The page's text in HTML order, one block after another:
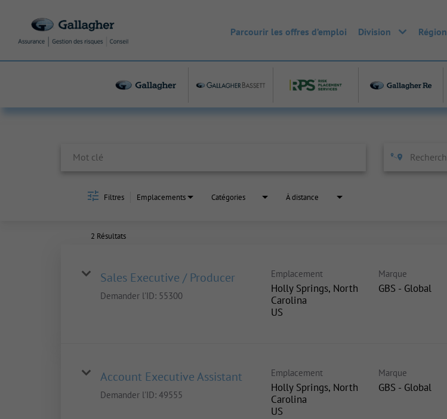
Parcourir les offres d’emploi Division Région
Filtres Emplacements Catégories À distance
2 Résultats
Sales Executive / Producer
Demander l'ID: 55300
Emplacement
Holly Springs, North
Carolina
Marque
GBS - Global
Account Executive Assistant
Demander l'ID: 49555
Emplacement
Holly Springs, North
Carolina
Marque
GBS - Global